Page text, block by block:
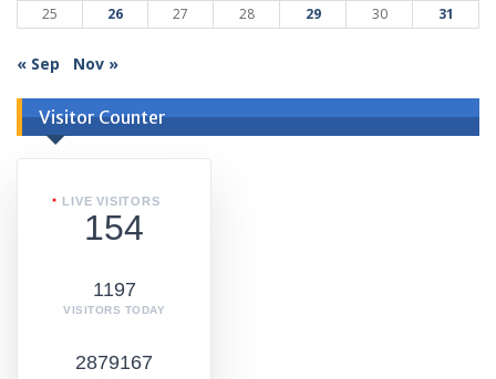
25
26 27 28 29 30 31
« Sep Nov »
Visitor Counter
LIVE VISITORS
154
1197
VISITORS TODAY
2879167